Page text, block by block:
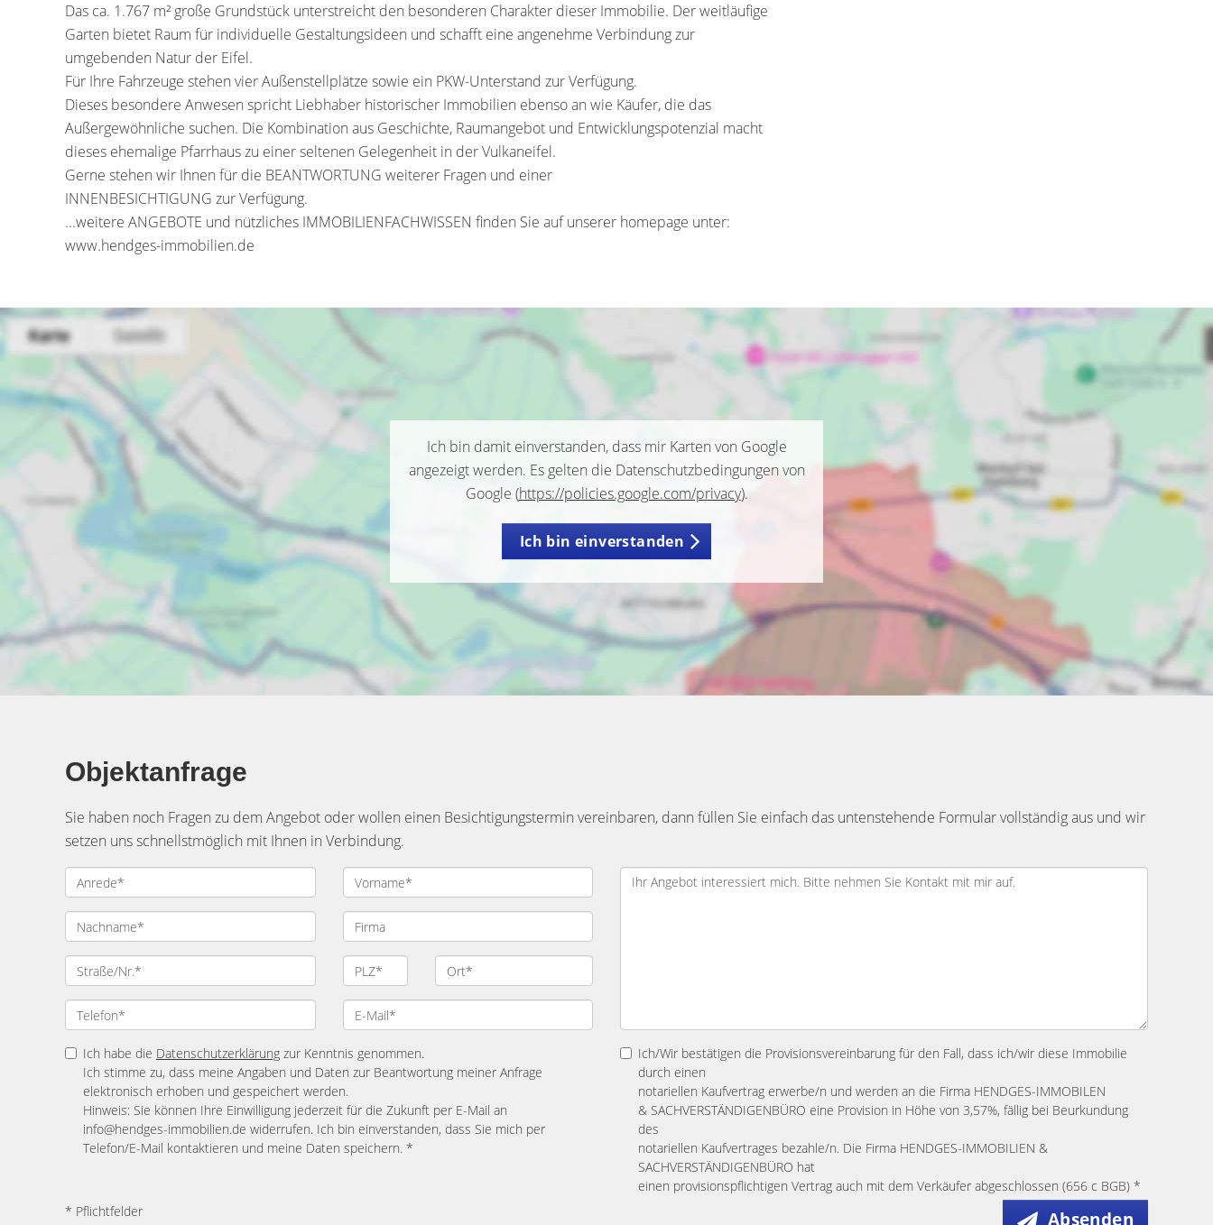
Das ca. 1.767 m² große Grundstück unterstreicht den besonderen Charakter dieser Immobilie. Der weitläufige
Garten bietet Raum für individuelle Gestaltungsideen und schafft eine angenehme Verbindung zur
umgebenden Natur der Eifel.
Für Ihre Fahrzeuge stehen vier Außenstellplätze sowie ein PKW-Unterstand zur Verfügung.
Dieses besondere Anwesen spricht Liebhaber historischer Immobilien ebenso an wie Käufer, die das
Außergewöhnliche suchen. Die Kombination aus Geschichte, Raumangebot und Entwicklungspotenzial macht
dieses ehemalige Pfarrhaus zu einer seltenen Gelegenheit in der Vulkaneifel.
Gerne stehen wir Ihnen für die BEANTWORTUNG weiterer Fragen und einer
INNENBESICHTIGUNG zur Verfügung.
...weitere ANGEBOTE und nützliches IMMOBILIENFACHWISSEN finden Sie auf unserer homepage unter:
www.hendges-immobilien.de
Ich bin damit einverstanden, dass mir Karten von Google
angezeigt werden. Es gelten die Datenschutzbedingungen von
Google (https://policies.google.com/privacy).
Ich bin einverstanden
Objektanfrage
Sie haben noch Fragen zu dem Angebot oder wollen einen Besichtigungstermin vereinbaren, dann füllen Sie einfach das untenstehende Formular vollständig aus und wir
setzen uns schnellstmöglich mit Ihnen in Verbindung.
Ich habe die Datenschutzerklärung zur Kenntnis genommen.
Ich stimme zu, dass meine Angaben und Daten zur Beantwortung meiner Anfrage
elektronisch erhoben und gespeichert werden.
Hinweis: Sie können Ihre Einwilligung jederzeit für die Zukunft per E-Mail an
info@hendges-immobilien.de widerrufen. Ich bin einverstanden, dass Sie mich per
Telefon/E-Mail kontaktieren und meine Daten speichern. *
Ich/Wir bestätigen die Provisionsvereinbarung für den Fall, dass ich/wir diese Immobilie
durch einen
notariellen Kaufvertrag erwerbe/n und werden an die Firma HENDGES-IMMOBILEN
& SACHVERSTÄNDIGENBÜRO eine Provision in Höhe von 3,57%, fällig bei Beurkundung
des
notariellen Kaufvertrages bezahle/n. Die Firma HENDGES-IMMOBILIEN &
SACHVERSTÄNDIGENBÜRO hat
einen provisionspflichtigen Vertrag auch mit dem Verkäufer abgeschlossen (656 c BGB) *
* Pflichtfelder
Absenden